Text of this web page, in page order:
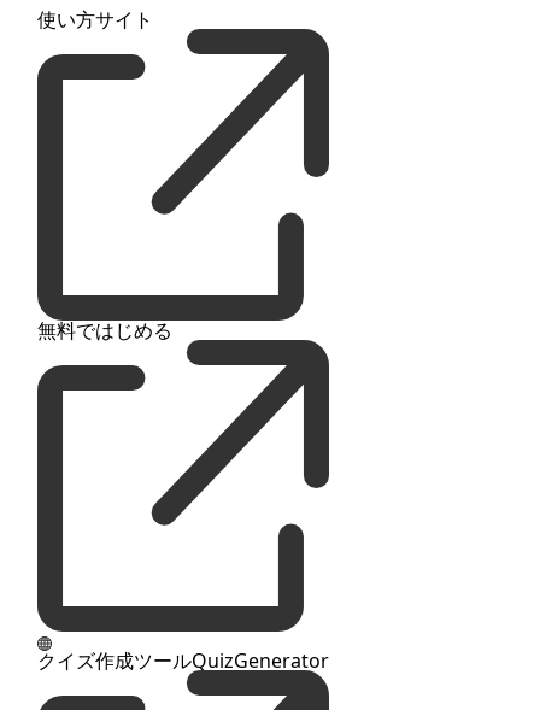
使い方サイト
無料ではじめる
クイズ作成ツールQuizGenerator